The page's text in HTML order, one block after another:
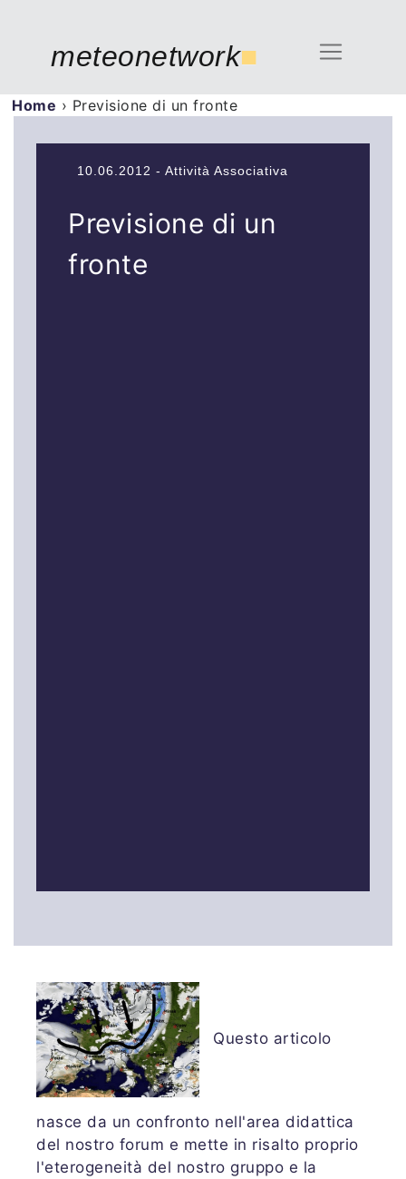
meteonetwork■
Home › Previsione di un fronte
10.06.2012 - Attività Associativa
Previsione di un
fronte
Questo articolo
nasce da un confronto nell'area didattica
del nostro forum e mette in risalto proprio
l'eterogeneità del nostro gruppo e la